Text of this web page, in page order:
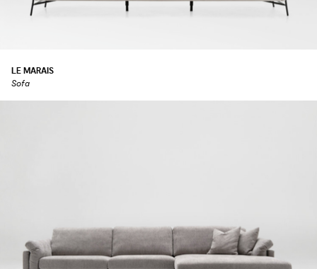
LE MARAIS
Sofa